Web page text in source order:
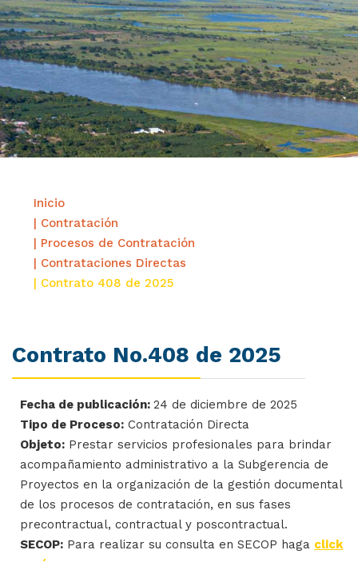
Inicio
| Contratación
| Procesos de Contratación
| Contrataciones Directas
| Contrato 408 de 2025
Contrato No.408 de 2025
Fecha de publicación: 24 de diciembre de 2025
Tipo de Proceso: Contratación Directa
Objeto: Prestar servicios profesionales para brindar
acompañamiento administrativo a la Subgerencia de
Proyectos en la organización de la gestión documental
de los procesos de contratación, en sus fases
precontractual, contractual y poscontractual.
SECOP: Para realizar su consulta en SECOP haga click